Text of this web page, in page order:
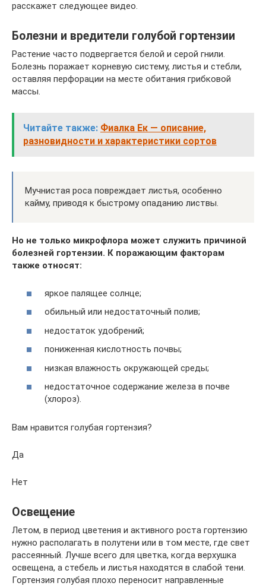
расскажет следующее видео.
Болезни и вредители голубой гортензии
Растение часто подвергается белой и серой гнили.
Болезнь поражает корневую систему, листья и стебли,
оставляя перфорации на месте обитания грибковой
массы.
Читайте также: Фиалка Ек — описание,
разновидности и характеристики сортов
Мучнистая роса повреждает листья, особенно
кайму, приводя к быстрому опаданию листвы.
Но не только микрофлора может служить причиной
болезней гортензии. К поражающим факторам
также относят:
яркое палящее солнце;
обильный или недостаточный полив;
недостаток удобрений;
пониженная кислотность почвы;
низкая влажность окружающей среды;
недостаточное содержание железа в почве
(хлороз).
Вам нравится голубая гортензия?
Да
Нет
Освещение
Летом, в период цветения и активного роста гортензию
нужно располагать в полутени или в том месте, где свет
рассеянный. Лучше всего для цветка, когда верхушка
освещена, а стебель и листья находятся в слабой тени.
Гортензия голубая плохо переносит направленные